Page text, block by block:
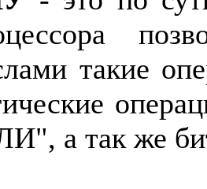
такие
а так же